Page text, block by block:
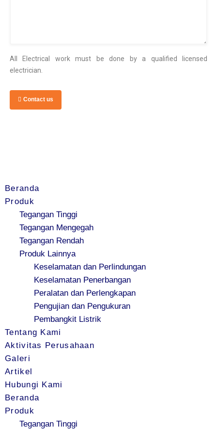
All Electrical work must be done by a qualified licensed
electrician.
Contact us
Beranda
Produk
Tegangan Tinggi
Tegangan Mengegah
Tegangan Rendah
Produk Lainnya
Keselamatan dan Perlindungan
Keselamatan Penerbangan
Peralatan dan Perlengkapan
Pengujian dan Pengukuran
Pembangkit Listrik
Tentang Kami
Aktivitas Perusahaan
Galeri
Artikel
Hubungi Kami
Beranda
Produk
Tegangan Tinggi